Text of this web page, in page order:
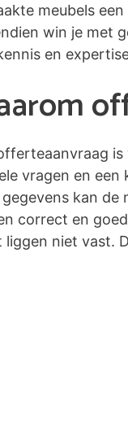
meubels
win je met
en
vragen en
kan de
correct en
liggen niet vast.